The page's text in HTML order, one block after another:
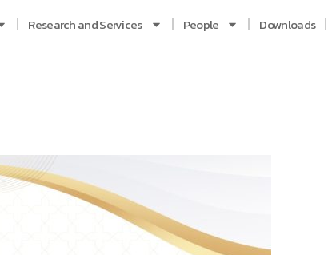
Research and Services People Downloads